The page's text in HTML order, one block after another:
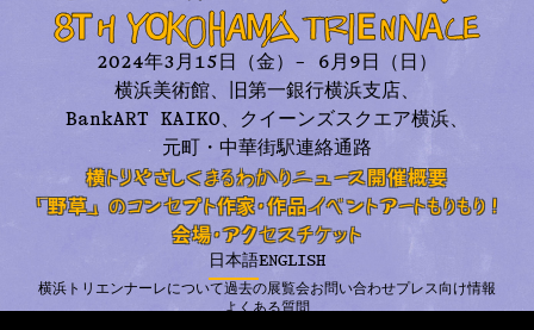
2024年3月15日（金）– 6月9日（日）
横浜美術館、旧第一銀行横浜支店、
BankART KAIKO、
クイーンズスクエア横浜、
元町・中華街駅連絡通路
横トリやさしくまるわかりニュース 開催概要
「野草」のコンセプト作家・作品イベントアートもりもり！
会場・アクセスチケット
日本語ENGLISH
横浜トリエンナーレについて過去の展覧会お問い合わせプレス向け情報
よくある質問